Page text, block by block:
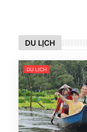
DU LỊCH
DU LỊCH